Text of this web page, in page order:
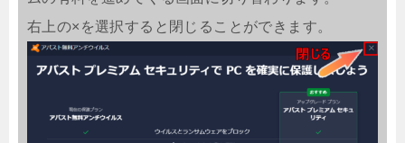
右上の×を選択すると閉じることができます。